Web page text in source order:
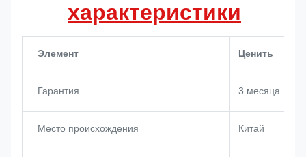
характеристики
Элемент Ценить
Гарантия 3 месяца
Место происхождения Китай